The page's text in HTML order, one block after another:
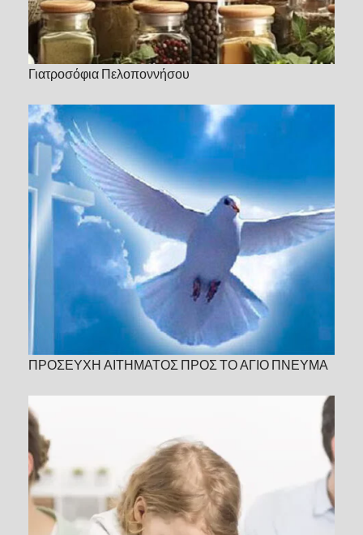
Γιατροσόφια Πελοποννήσου
ΠΡΟΣΕΥΧΗ ΑΙΤΗΜΑΤΟΣ ΠΡΟΣ ΤΟ ΑΓΙΟ ΠΝΕΥΜΑ